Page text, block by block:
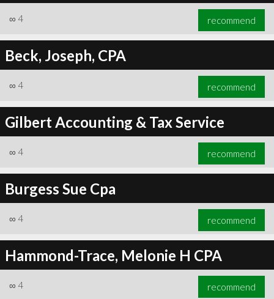
∞ 4 recommend
Beck, Joseph, CPA
∞ 4 recommend
Gilbert Accounting & Tax Service
∞ 4 recommend
Burgess Sue Cpa
∞ 4 recommend
Hammond-Trace, Melonie H CPA
∞ 4 recommend